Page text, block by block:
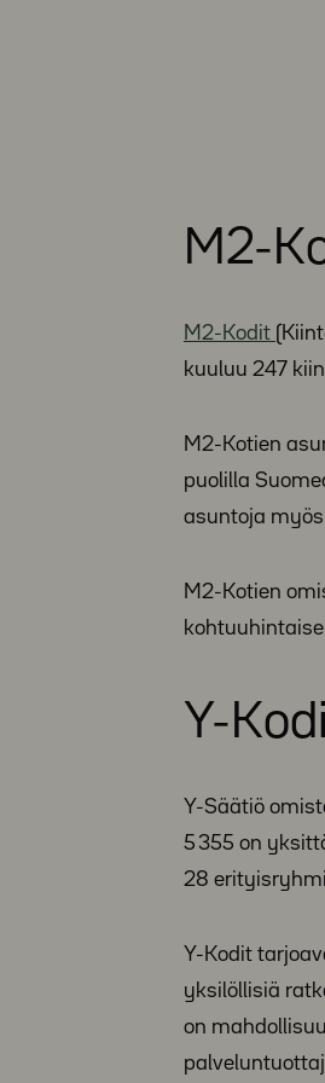
M2-
M2-Kodit
kuuluu 247
M2-Kotien
puolilla
asuntoja
M2-Kotien
Y-
Y-Säätiö
5 355 on
28
Y-Kodit
yksilöllisiä
on